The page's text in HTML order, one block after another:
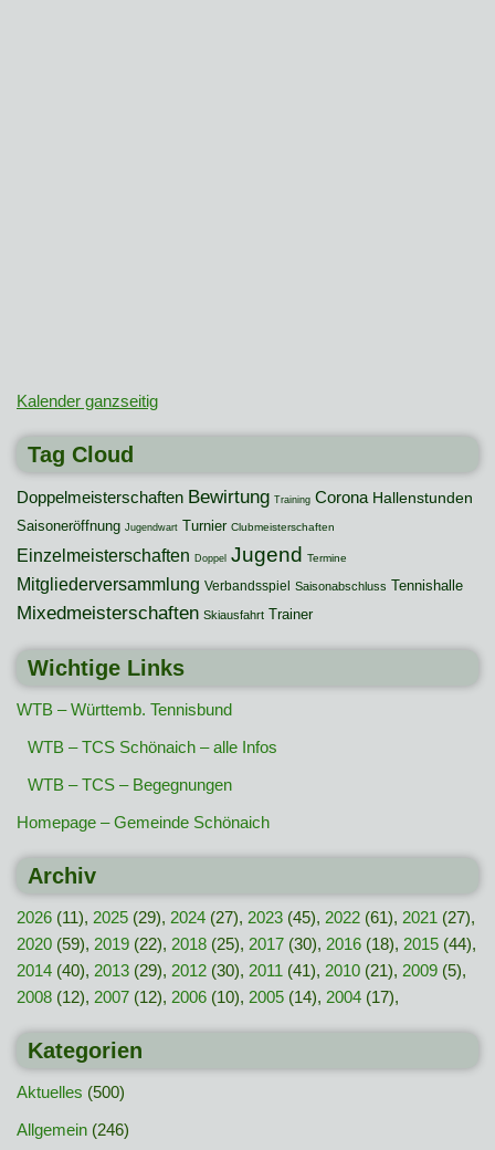
Kalender ganzseitig
Tag Cloud
Doppelmeisterschaften Bewirtung Training Corona Hallenstunden
Saisoneröffnung Jugendwart Turnier Clubmeisterschaften
Einzelmeisterschaften Doppel Jugend Termine
Mitgliederversammlung Verbandsspiel Saisonabschluss Tennishalle
Mixedmeisterschaften Skiausfahrt Trainer
Wichtige Links
WTB – Württemb. Tennisbund
WTB – TCS Schönaich – alle Infos
WTB – TCS – Begegnungen
Homepage – Gemeinde Schönaich
Archiv
2026 (11), 2025 (29), 2024 (27), 2023 (45), 2022 (61), 2021 (27),
2020 (59), 2019 (22), 2018 (25), 2017 (30), 2016 (18), 2015 (44),
2014 (40), 2013 (29), 2012 (30), 2011 (41), 2010 (21), 2009 (5),
2008 (12), 2007 (12), 2006 (10), 2005 (14), 2004 (17),
Kategorien
Aktuelles (500)
Allgemein (246)